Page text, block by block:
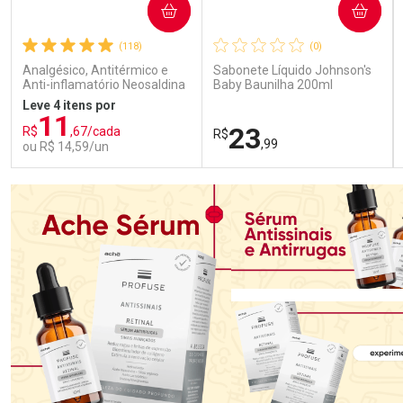
(118)
Analgésico, Antitérmico e
Anti-inflamatório Neosaldina
30mg + 300mg + 30mg 10
Drágeas
Leve 4 itens por
R$11 ,67/cada
ou R$ 14,59/un
COMPRAR
Laboratório
Ativar Desconto
Por Menos
(0)
Sabonete Líquido Johnson's
Baby Baunilha 200ml
R$23,99
COMPRAR
Laboratório
Ativar Desconto
Por Menos